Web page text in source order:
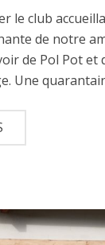
le club
de notre
de Pol Pot et
Une